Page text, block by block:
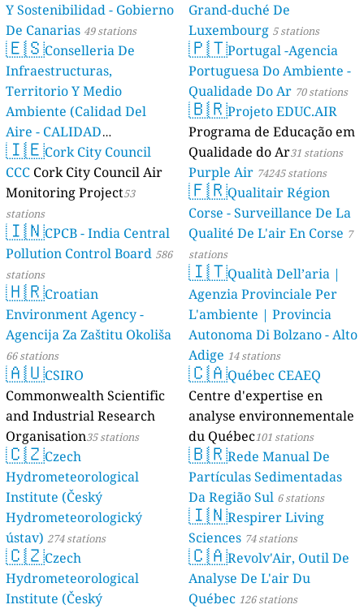
Y Sostenibilidad - Gobierno
De Canarias 49 stations
🇪🇸Conselleria De
Infraestructuras,
Territorio Y Medio
Ambiente (Calidad Del
Aire - CALIDAD
AMBIENTAL) 23 stations
🇮🇪Cork City Council
CCC Cork City Council Air
Monitoring Project53
stations
🇮🇳CPCB - India Central
Pollution Control Board 586
stations
🇭🇷Croatian
Environment Agency -
Agencija Za Zaštitu Okoliša
66 stations
🇦🇺CSIRO
Commonwealth Scientific
and Industrial Research
Organisation35 stations
🇨🇿Czech
Hydrometeorological
Institute (Český
Hydrometeorologický
ústav) 274 stations
🇨🇿Czech
Hydrometeorological
Institute (Český
Grand-duché De
Luxembourg 5 stations
🇵🇹Portugal -Agencia
Portuguesa Do Ambiente -
Qualidade Do Ar 70 stations
🇧🇷Projeto EDUC.AIR
Programa de Educação em
Qualidade do Ar31 stations
Purple Air 74245 stations
🇫🇷Qualitair Région
Corse - Surveillance De La
Qualité De L'air En Corse 7
stations
🇮🇹Qualità Dell’aria |
Agenzia Provinciale Per
L'ambiente | Provincia
Autonoma Di Bolzano - Alto
Adige 14 stations
🇨🇦Québec CEAEQ
Centre d'expertise en
analyse environnementale
du Québec101 stations
🇧🇷Rede Manual De
Partículas Sedimentadas
Da Região Sul 6 stations
🇮🇳Respirer Living
Sciences 74 stations
🇨🇦Revolv'Air, Outil De
Analyse De L'air Du
Québec 126 stations